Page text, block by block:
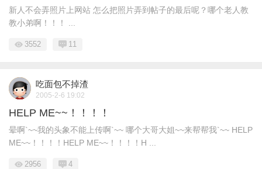
新人不会弄照片上网站 怎么把照片弄到帖子的最后呢？哪个老人教
教小弟啊！！！ ...
3552 11
吃面包不掉渣
2005-2-6 19:02
HELP ME~~！！！！
晕啊`~~我的头象不能上传啊`~~ 哪个大哥大姐~~来帮帮我`~~ HELP
ME~~！！！！HELP ME~~！！！！H ...
2956 4